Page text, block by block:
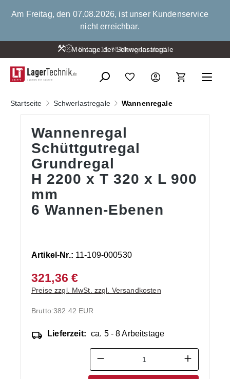
springen
Am Freitag, den 07.08.2026, ist unser Kundenservice
nicht erreichbar.
Montage der Schwerlastregale
Startseite Schwerlastregale Wannenregale
Wannenregal
Schüttgutregal
Grundregal
H 2200 x T 320 x L 900
mm
6 Wannen-Ebenen
Artikel-Nr.: 11-109-000530
321,36 €
Preise zzgl. MwSt. zzgl. Versandkosten
Brutto:382.42 EUR
Lieferzeit: ca. 5 - 8 Arbeitstage
Produkt Anzahl: Gib den